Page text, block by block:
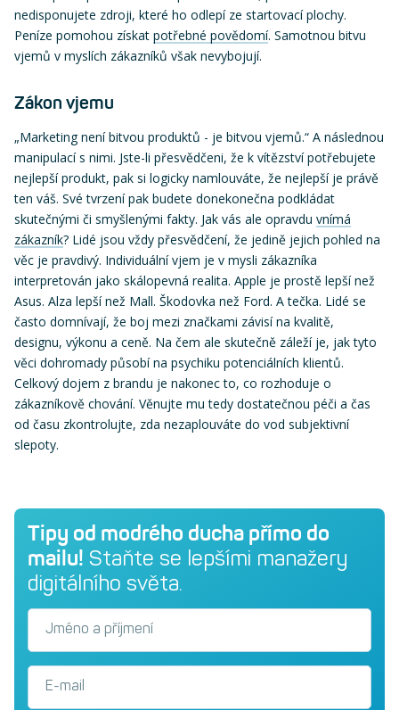
nedisponujete zdroji, které ho odlepí ze startovací plochy.
Peníze pomohou získat potřebné povědomí. Samotnou bitvu
vjemů v myslích zákazníků však nevybojují.
Zákon vjemu
„Marketing není bitvou produktů - je bitvou vjemů.“ A následnou
manipulací s nimi. Jste-li přesvědčeni, že k vítězství potřebujete
nejlepší produkt, pak si logicky namlouváte, že nejlepší je právě
ten váš. Své tvrzení pak budete donekonečna podkládat
skutečnými či smyšlenými fakty. Jak vás ale opravdu vnímá
zákazník? Lidé jsou vždy přesvědčení, že jedině jejich pohled na
věc je pravdivý. Individuální vjem je v mysli zákazníka
interpretován jako skálopevná realita. Apple je prostě lepší než
Asus. Alza lepší než Mall. Škodovka než Ford. A tečka. Lidé se
často domnívají, že boj mezi značkami závisí na kvalitě,
designu, výkonu a ceně. Na čem ale skutečně záleží je, jak tyto
věci dohromady působí na psychiku potenciálních klientů.
Celkový dojem z brandu je nakonec to, co rozhoduje o
zákazníkově chování. Věnujte mu tedy dostatečnou péči a čas
od času zkontrolujte, zda nezaplouváte do vod subjektivní
slepoty.
Tipy od modrého ducha přímo do
mailu! Staňte se lepšími manažery
digitálního světa.
Jméno a příjmení
E-mail